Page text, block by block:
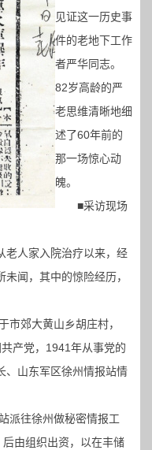
见证这一历史事
件的老地下工作
者严华同志。
82岁高龄的严
老思维清晰地细
述了60年前的
那一场惊心动
魄。
■采访现场
人家入院治疗以来，经
闻，其中的惊险经历，
郊大黄山乡胡庄村，
产党，1941年从事党的
、山东军区徐州情报站情
往徐州做秘密情报工
后由组织出资，以在丰储